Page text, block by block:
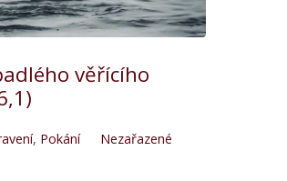
věřícího
, Pokání
Nezařazené